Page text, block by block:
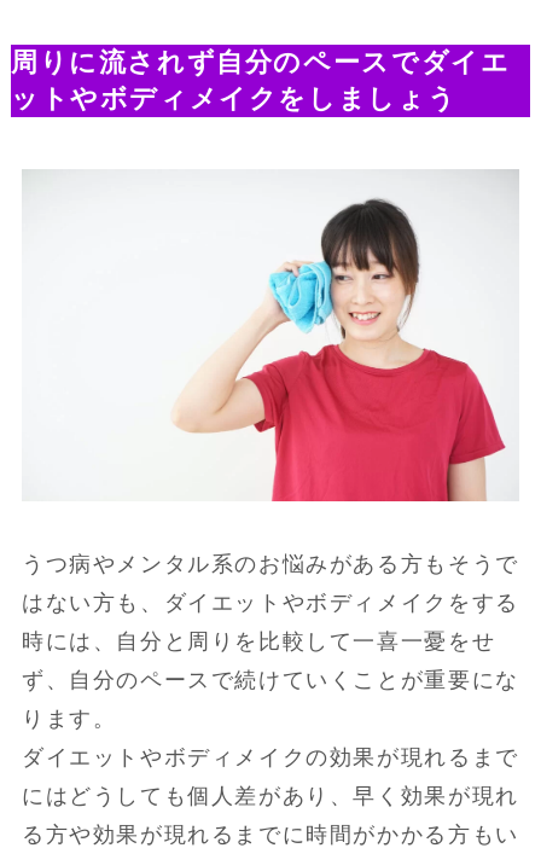
周りに流されず自分のペースでダイエ
ットやボディメイクをしましょう
うつ病やメンタル系のお悩みがある方もそうで
はない方も、ダイエットやボディメイクをする
時には、自分と周りを比較して一喜一憂をせ
ず、自分のペースで続けていくことが重要にな
ります。
ダイエットやボディメイクの効果が現れるまで
にはどうしても個人差があり、早く効果が現れ
る方や効果が現れるまでに時間がかかる方もい